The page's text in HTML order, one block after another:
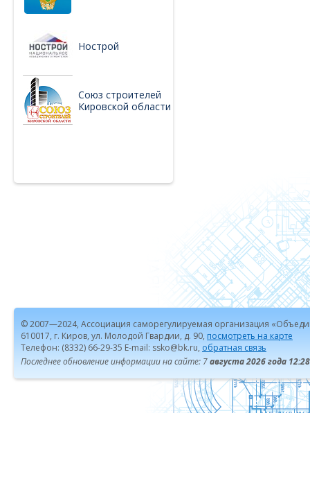
Нострой
Союз строителей
Кировской области
© 2007—2024, Ассоциация саморегулируемая организация
610017, г. Киров, ул. Молодой Гвардии, д. 90, посмотреть на карте
Телефон: (8332) 66-29-35 E-mail: ssko@bk.ru, обратная связь
Последнее обновление информации на сайте: 7августа 2026 года 12:28